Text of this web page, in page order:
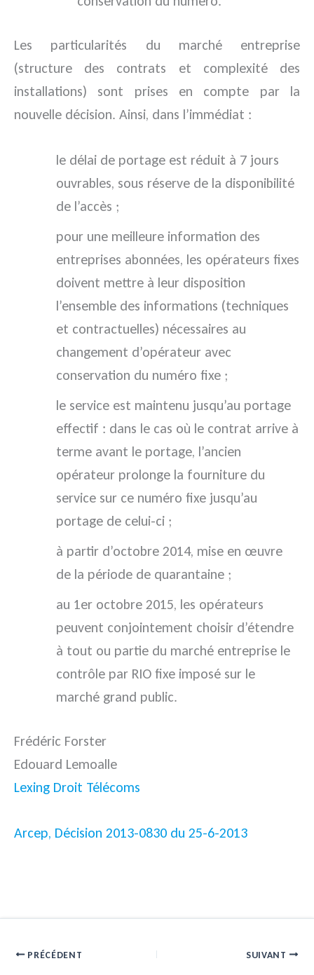
Les particularités du marché entreprise
(structure des contrats et complexité des
installations) sont prises en compte par la
nouvelle décision. Ainsi, dans l’immédiat :
le délai de portage est réduit à 7 jours
ouvrables, sous réserve de la disponibilité
de l’accès ;
pour une meilleure information des
entreprises abonnées, les opérateurs fixes
doivent mettre à leur disposition
l’ensemble des informations (techniques
et contractuelles) nécessaires au
changement d’opérateur avec
conservation du numéro fixe ;
le service est maintenu jusqu’au portage
effectif : dans le cas où le contrat arrive à
terme avant le portage, l’ancien
opérateur prolonge la fourniture du
service sur ce numéro fixe jusqu’au
portage de celui-ci ;
à partir d’octobre 2014, mise en œuvre
de la période de quarantaine ;
au 1er octobre 2015, les opérateurs
peuvent conjointement choisir d’étendre
à tout ou partie du marché entreprise le
contrôle par RIO fixe imposé sur le
marché grand public.
Frédéric Forster
Edouard Lemoalle
Lexing Droit Télécoms
Arcep, Décision 2013-0830 du 25-6-2013
PRÉCÉDENT SUIVANT